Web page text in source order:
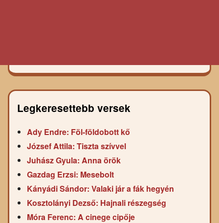
Legkeresettebb versek
Ady Endre: Föl-földobott kő
József Attila: Tiszta szívvel
Juhász Gyula: Anna örök
Gazdag Erzsi: Mesebolt
Kányádi Sándor: Valaki jár a fák hegyén
Kosztolányi Dezső: Hajnali részegség
Móra Ferenc: A cinege cipője